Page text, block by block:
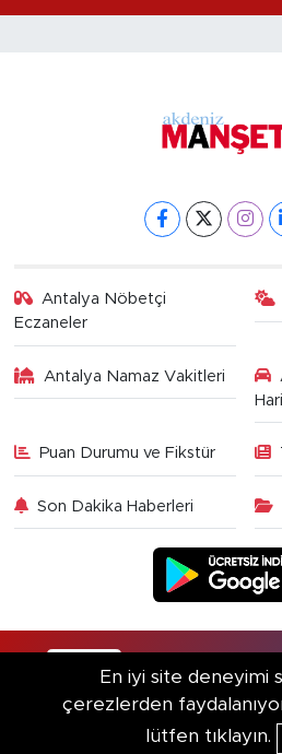
Antalya Nöbetçi
Eczaneler
Antalya Namaz Vakitleri
Puan Durumu ve Fikstür
Son Dakika Haberleri
Haber Yazılımı:
En iyi site deneyimi
çerezlerden
lütfen tıklayın.